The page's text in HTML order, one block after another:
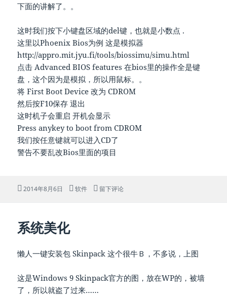
下面的讲解了。。
这时我们按下小键盘区域的del键，也就是小数点 .
这里以Phoenix Bios为例 这是模拟器
http://appro.mit.jyu.fi/tools/biossimu/simu.html
点击 Advanced BIOS features 在bios里的操作全是键
盘，这个因为是模拟，所以用鼠标。。
将 First Boot Device 改为 CDROM
然后按F10保存 退出
这时机子会重启 开机会显示
Press anykey to boot from CDROM
我们按任意键就可以进入CD了
警告不要乱改Bios里面的项目
发
2014年8月6日
分
软件 于开机从光驱启动
留下评论
系统美化
懒人一键安装包 Skinpack 这个很牛Ｂ，不多说，上图
这是Windows 9 Skinpack官方的图，放在WP的，被墙
了，所以就盗了过来……